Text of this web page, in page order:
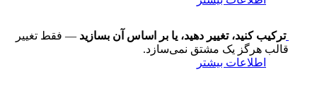
ترکیب کنید، تغییر دهید، یا بر اساس آن بسازید — فقط تغییر
قالب هرگز یک مشتق نمی‌سازد.
اطلاعات بیشتر